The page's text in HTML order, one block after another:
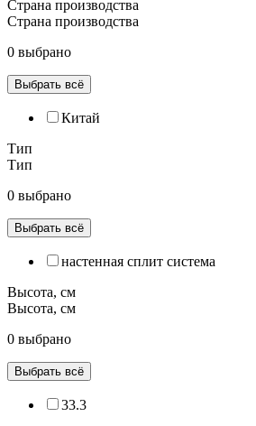
Страна производства
Страна производства
0 выбрано
Выбрать всё
Китай
Тип
Тип
0 выбрано
Выбрать всё
настенная сплит система
Высота, см
Высота, см
0 выбрано
Выбрать всё
33.3